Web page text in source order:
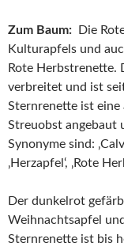
Zum Baum:
Die
Kulturapfels und
Rote Herbstrenette.
verbreitet und ist
Sternrenette ist
Streuobst angebaut
Synonyme sind:
‚Herzapfel‘, ‚Rote
Der dunkelrot
Weihnachtsapfel
Sternrenette ist bis